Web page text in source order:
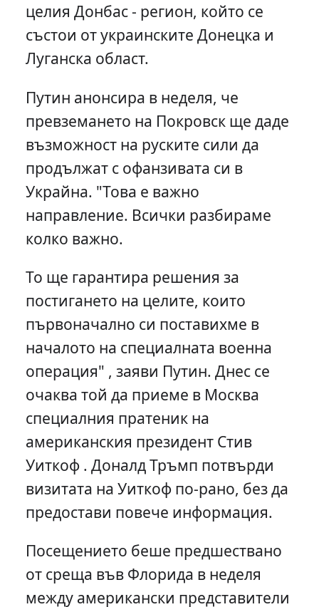
целия Донбас - регион, който се
състои от украинските Донецка и
Луганска област.
Путин анонсира в неделя, че
превземането на Покровск ще даде
възможност на руските сили да
продължат с офанзивата си в
Украйна. "Това е важно
направление. Всички разбираме
колко важно.
То ще гарантира решения за
постигането на целите, които
първоначално си поставихме в
началото на специалната военна
операция" , заяви Путин. Днес се
очаква той да приеме в Москва
специалния пратеник на
американския президент Стив
Уиткоф . Доналд Тръмп потвърди
визитата на Уиткоф по-рано, без да
предостави повече информация.
Посещението беше предшествано
от среща във Флорида в неделя
между американски представители